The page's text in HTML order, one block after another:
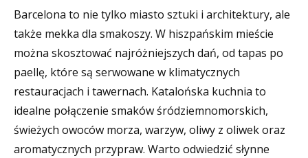
Barcelona to nie tylko miasto sztuki i architektury, ale
także mekka dla smakoszy. W hiszpańskim mieście
można skosztować najróżniejszych dań, od tapas po
paellę, które są serwowane w klimatycznych
restauracjach i tawernach. Katalońska kuchnia to
idealne połączenie smaków śródziemnomorskich,
świeżych owoców morza, warzyw, oliwy z oliwek oraz
aromatycznych przypraw. Warto odwiedzić słynne